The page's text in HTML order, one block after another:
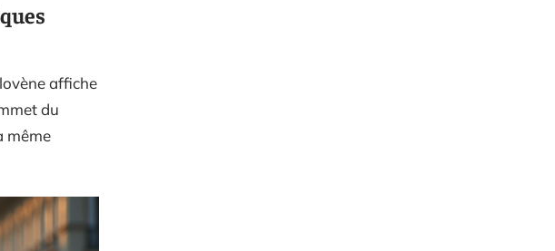
affiche
du
même